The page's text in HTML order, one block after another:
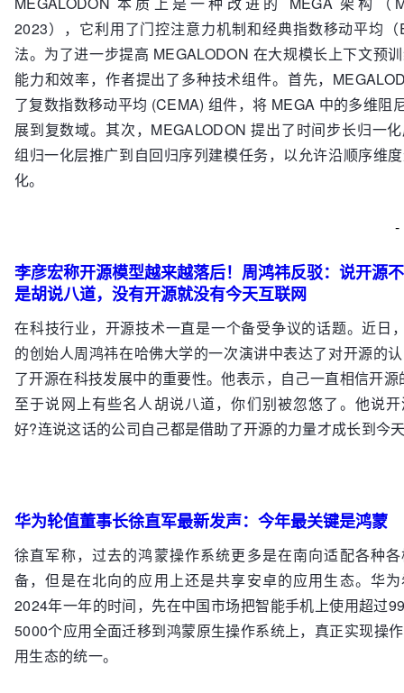
2023），它利用了门控注意力机制和经典指数移动平均（
法。为了进一步提高 MEGALODON 在大规模长上下文预
能力和效率，作者提出了多种技术组件。首先，
了复数指数移动平均 (CEMA) 组件，将 MEGA 中的多维阻
展到复数域。其次，MEGALODON 提出了时间步长归一
组归一化层推广到自回归序列建模任务，以允许沿顺序维
化。
-
李彦宏称开源模型越来越落后！周鸿祎反驳：说开源
是胡说八道，没有开源就没有今天互联网
在科技行业，开源技术一直是一个备受争议的话题。近日
的创始人周鸿祎在哈佛大学的一次演讲中表达了对开源的
了开源在科技发展中的重要性。他表示，自己一直相信开源
至于说网上有些名人胡说八道，你们别被忽悠了。他说
好?连说这话的公司自己都是借助了开源的力量才成长到今
华为轮值董事长徐直军最新发声：今年最关键是鸿蒙
徐直军称，过去的鸿蒙操作系统更多是在南向适配各种
备，但是在北向的应用上还是共享安卓的应用生态。华
2024年一年的时间，先在中国市场把智能手机上使用超过
5000个应用全面迁移到鸿蒙原生操作系统上，真正实现操
用生态的统一。